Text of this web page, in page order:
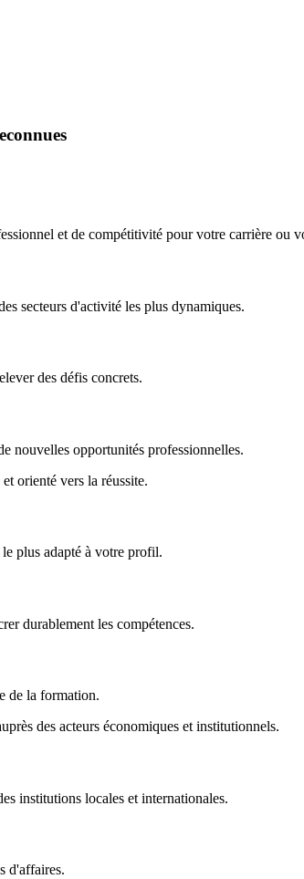
et de compétitivité pour votre carrière ou
secteurs d'activité les plus dynamiques.
des défis concrets.
nouvelles opportunités professionnelles.
orienté vers la réussite.
plus adapté à votre profil.
durablement les compétences.
de la formation.
des acteurs économiques et institutionnels.
institutions locales et internationales.
d'affaires.